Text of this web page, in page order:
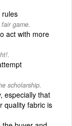
rules
game.
act with more
scholarship.
especially that
quality fabric is